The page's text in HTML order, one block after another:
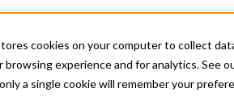
cookies on your computer to collect
browsing experience and for analytics. See
a single cookie will remember your